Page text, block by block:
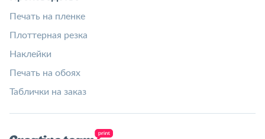
Печать на пленке
Плоттерная резка
Наклейки
Печать на обоях
Таблички на заказ